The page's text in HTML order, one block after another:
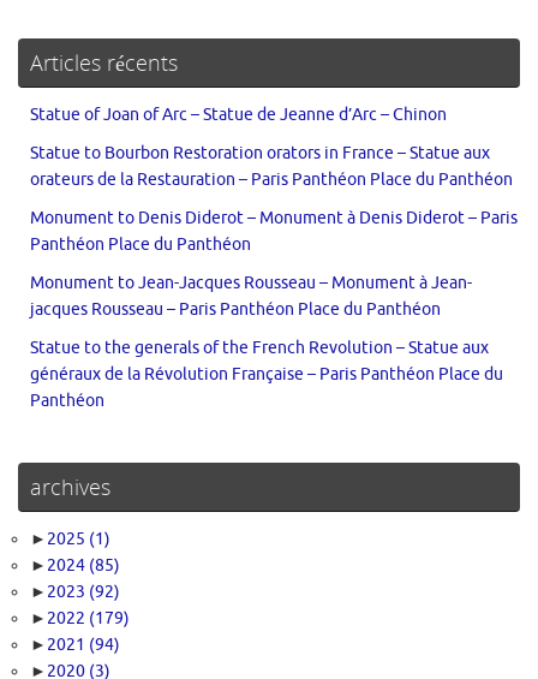
Articles récents
Statue of Joan of Arc – Statue de Jeanne d’Arc – Chinon
Statue to Bourbon Restoration orators in France – Statue aux
orateurs de la Restauration – Paris Panthéon Place du Panthéon
Monument to Denis Diderot – Monument à Denis Diderot – Paris
Panthéon Place du Panthéon
Monument to Jean-Jacques Rousseau – Monument à Jean-
jacques Rousseau – Paris Panthéon Place du Panthéon
Statue to the generals of the French Revolution – Statue aux
généraux de la Révolution Française – Paris Panthéon Place du
Panthéon
archives
► 2025 (1)
► 2024 (85)
► 2023 (92)
► 2022 (179)
► 2021 (94)
► 2020 (3)